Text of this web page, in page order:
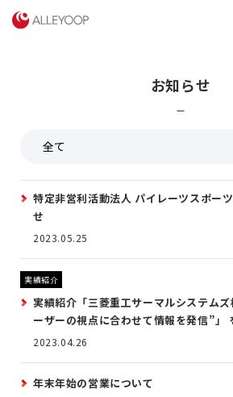
お知らせ
特定非営利活動法人 パイレーツスポー
せ
2023.05.25
実績紹介
実績紹介「三菱重工サーマルシステム
ーザーの視点に合わせて情報を発信”」
2023.04.26
年末年始の営業について